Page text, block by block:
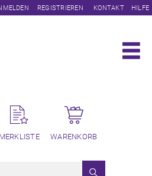
Navigation
überspringen
REGISTRIEREN KONTAKT HILFE
MERKLISTE WARENKORB